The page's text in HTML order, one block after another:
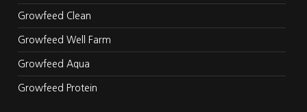
Growfeed Clean
Growfeed Well Farm
Growfeed Aqua
Growfeed Protein